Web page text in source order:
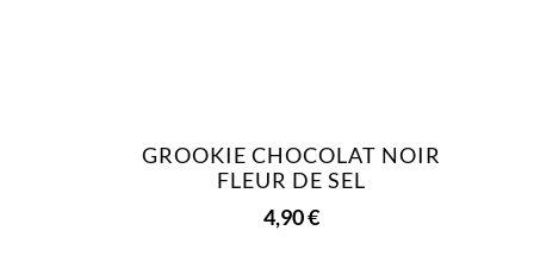
GROOKIE CHOCOLAT NOIR
FLEUR DE SEL
4,90€